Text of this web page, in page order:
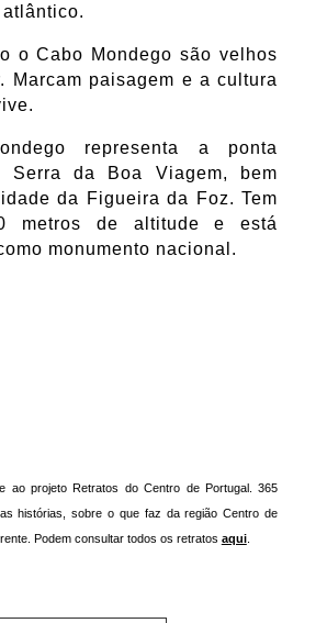
o Cabo Mondego são velhos
Marcam paisagem e a cultura
representa a ponta
Serra da Boa Viagem, bem
da Figueira da Foz. Tem
metros de altitude e está
monumento nacional.
ao projeto Retratos do Centro de Portugal. 365
histórias, sobre o que faz da região Centro de
Podem consultar todos os retratos aqui.